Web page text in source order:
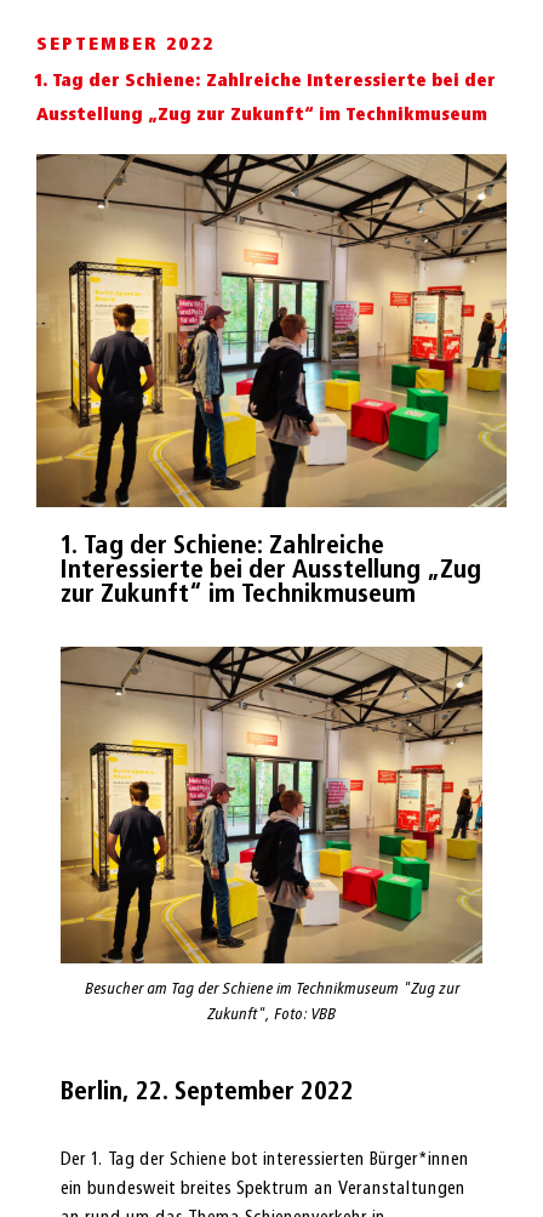
SEPTEMBER 2022
1. Tag der Schiene: Zahlreiche Interessierte bei der
Ausstellung „Zug zur Zukunft“ im Technikmuseum
1. Tag der Schiene: Zahlreiche
Interessierte bei der Ausstellung „Zug
zur Zukunft“ im Technikmuseum
Besucher am Tag der Schiene im Technikmuseum "Zug zur
Zukunft", Foto: VBB
Berlin, 22. September 2022
Der 1. Tag der Schiene bot interessierten Bürger*innen
ein bundesweit breites Spektrum an Veranstaltungen